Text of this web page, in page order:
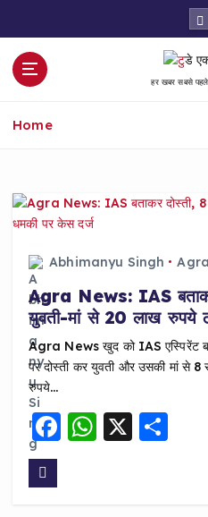
हर खबर सबसे
Home
Abhimanyu Singh Agra
Agra News: IAS
युवती-मां से 20 लाख रुपये
Agra News खुद को IAS एस्पिरेंट
पर दोस्ती कर युवती और उसकी मां से
रुपये…
F WX S